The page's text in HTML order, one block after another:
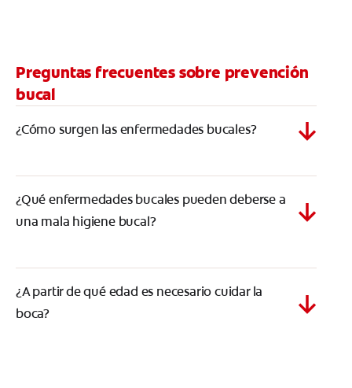
Preguntas frecuentes sobre prevención
bucal
¿Cómo surgen las enfermedades bucales?
¿Qué enfermedades bucales pueden deberse a
una mala higiene bucal?
¿A partir de qué edad es necesario cuidar la
boca?